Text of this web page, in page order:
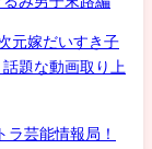
元嫁だいすき子
題な動画取り上
芸能情報局！